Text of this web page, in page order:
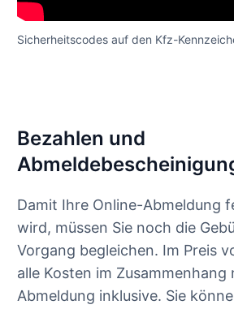
Sicherheitscodes auf den Kfz-
Bezahlen und
Damit Ihre Online-Abmeldung
wird, müssen Sie noch die
Vorgang begleichen. Im Preis
alle Kosten im
Abmeldung inklusive. Sie